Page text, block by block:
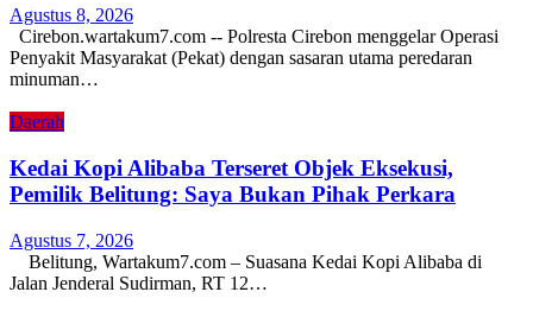
Agustus 8, 2026
Cirebon.wartakum7.com -- Polresta Cirebon menggelar Operasi
Penyakit Masyarakat (Pekat) dengan sasaran utama peredaran
minuman…
Daerah
Kedai Kopi Alibaba Terseret Objek Eksekusi,
Pemilik Belitung: Saya Bukan Pihak Perkara
Agustus 7, 2026
Belitung, Wartakum7.com – Suasana Kedai Kopi Alibaba di
Jalan Jenderal Sudirman, RT 12…